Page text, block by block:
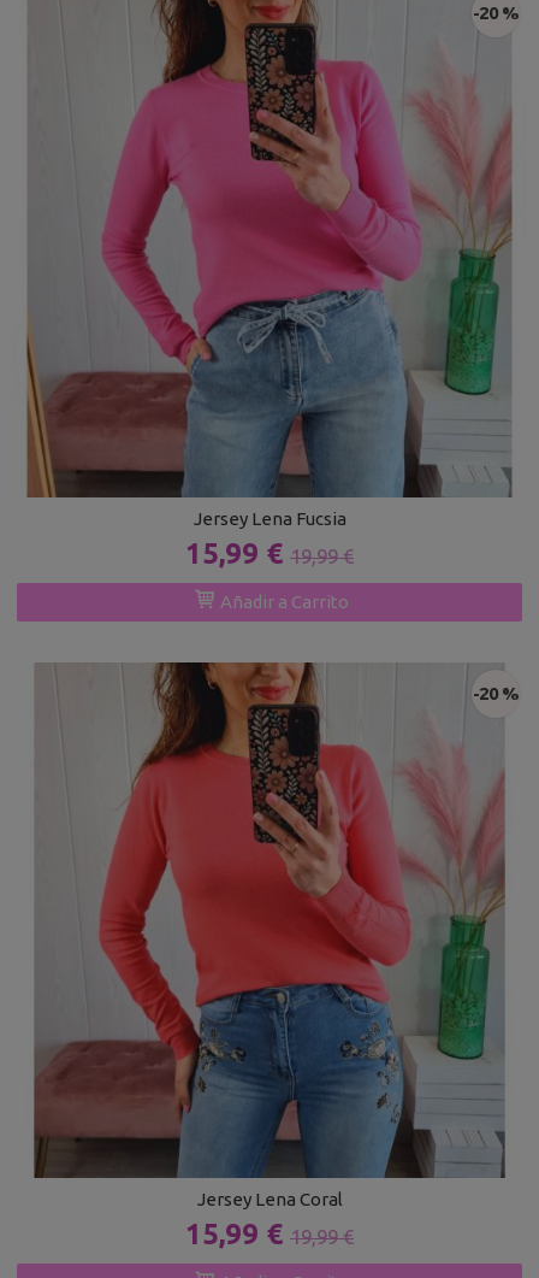
-20 %
Jersey Lena Fucsia
15,99 € 19,99 €
Añadir a Carrito
-20 %
Jersey Lena Coral
15,99 € 19,99 €